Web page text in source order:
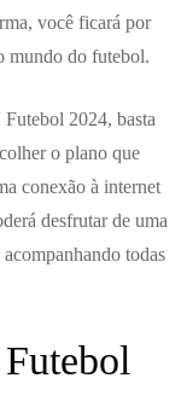
você ficará por
mundo do futebol.
2024, basta
o plano que
conexão à internet
desfrutar de uma
todas